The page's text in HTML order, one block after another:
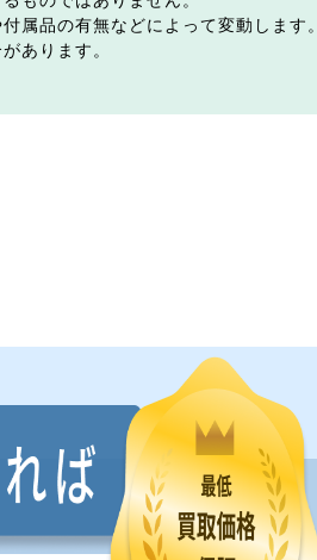
属品の有無などによって変動します。
あります。